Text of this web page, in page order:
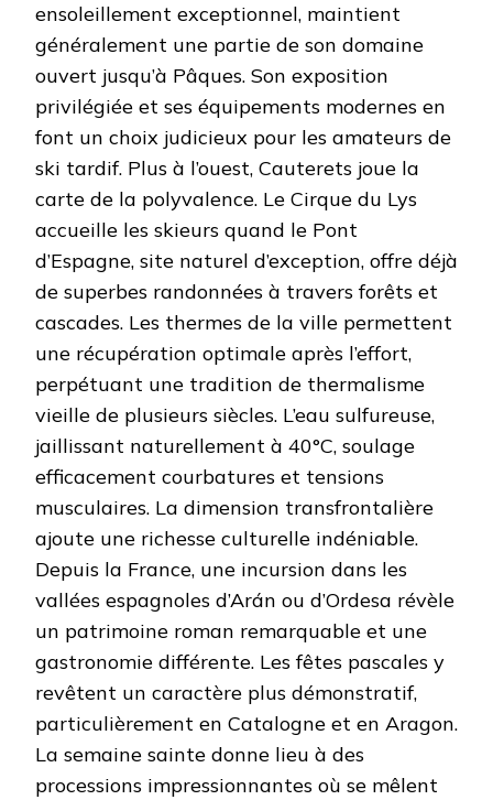
ensoleillement exceptionnel, maintient
généralement une partie de son domaine
ouvert jusqu’à Pâques. Son exposition
privilégiée et ses équipements modernes en
font un choix judicieux pour les amateurs de
ski tardif. Plus à l’ouest, Cauterets joue la
carte de la polyvalence. Le Cirque du Lys
accueille les skieurs quand le Pont
d’Espagne, site naturel d’exception, offre déjà
de superbes randonnées à travers forêts et
cascades. Les thermes de la ville permettent
une récupération optimale après l’effort,
perpétuant une tradition de thermalisme
vieille de plusieurs siècles. L’eau sulfureuse,
jaillissant naturellement à 40°C, soulage
efficacement courbatures et tensions
musculaires. La dimension transfrontalière
ajoute une richesse culturelle indéniable.
Depuis la France, une incursion dans les
vallées espagnoles d’Arán ou d’Ordesa révèle
un patrimoine roman remarquable et une
gastronomie différente. Les fêtes pascales y
revêtent un caractère plus démonstratif,
particulièrement en Catalogne et en Aragon.
La semaine sainte donne lieu à des
processions impressionnantes où se mêlent